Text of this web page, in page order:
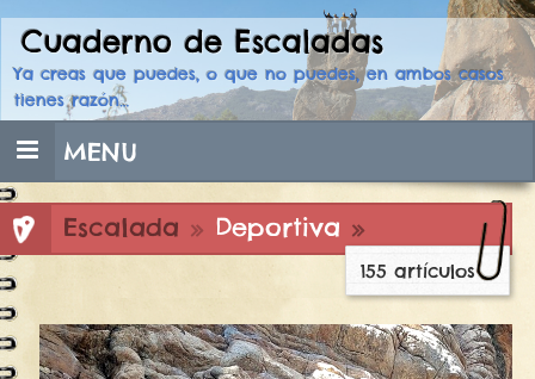
Skip
content
Cuaderno de Escaladas
Ya creas que puedes, o que no puedes, en ambos casos
tienes razón…
MENU
Escalada » Deportiva »
155 artículos